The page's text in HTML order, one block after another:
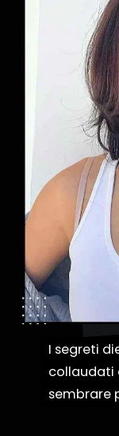
I segreti
collaudati
sembrare
I segreti
collaudati
sembrare